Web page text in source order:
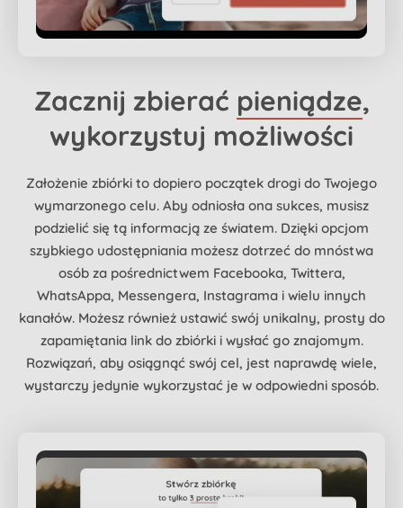
Zacznij zbierać pieniądze,
wykorzystuj możliwości
Założenie zbiórki to dopiero początek drogi do Twojego
wymarzonego celu. Aby odniosła ona sukces, musisz
podzielić się tą informacją ze światem. Dzięki opcjom
szybkiego udostępniania możesz dotrzeć do mnóstwa
osób za pośrednictwem Facebooka, Twittera,
WhatsAppa, Messengera, Instagrama i wielu innych
kanałów. Możesz również ustawić swój unikalny, prosty do
zapamiętania link do zbiórki i wysłać go znajomym.
Rozwiązań, aby osiągnąć swój cel, jest naprawdę wiele,
wystarczy jedynie wykorzystać je w odpowiedni sposób.